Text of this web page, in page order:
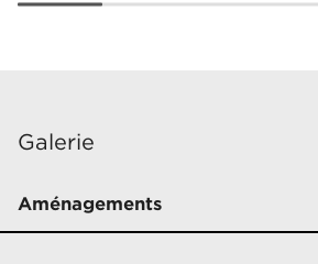
Galerie
Aménagements